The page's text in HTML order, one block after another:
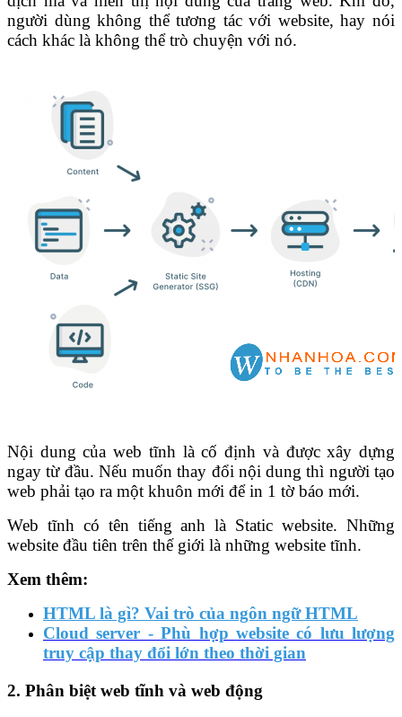
người dùng không thể tương tác với website, hay nói
cách khác là không thể trò chuyện với nó.
Nội dung của web tĩnh là cố định và được xây dựng
ngay từ đầu. Nếu muốn thay đổi nội dung thì người tạo
web phải tạo ra một khuôn mới để in 1 tờ báo mới.
Web tĩnh có tên tiếng anh là Static website. Những
website đầu tiên trên thế giới là những website tĩnh.
Xem thêm:
HTML là gì? Vai trò của ngôn ngữ HTML
Cloud server - Phù hợp website có lưu lượng
truy cập thay đổi lớn theo thời gian
2. Phân biệt web tĩnh và web động